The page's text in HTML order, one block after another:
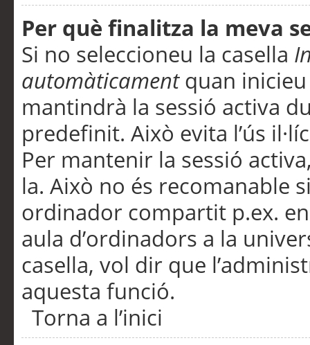
Per què finalitza la meva
Si no seleccioneu la casella
automàticamentquan inicieu
mantindrà la sessió activa
predefinit. Això evita l’ús
Per mantenir la sessió
la. Això no és recomanable
ordinador compartit p.ex.
aula d’ordinadors a la
casella, vol dir que
aquesta funció.
Torna a l’inici